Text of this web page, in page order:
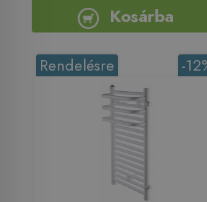
Kosárba
-
Rendelésre